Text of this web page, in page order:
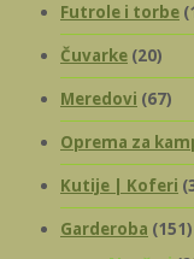
Futrole i torbe
Čuvarke (20)
Meredovi (67)
Oprema za
Kutije | Koferi
Garderoba (151)